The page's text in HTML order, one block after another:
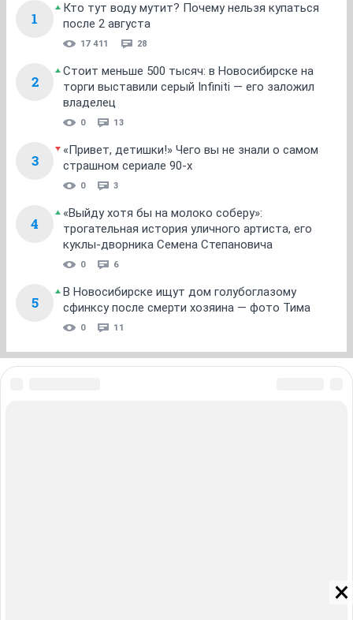
1
Кто тут воду мутит? Почему нельзя купаться
после 2 августа
17 411 28
2
Стоит меньше 500 тысяч: в Новосибирске на
торги выставили серый Infiniti — его заложил
владелец
0 13
3
«Привет, детишки!» Чего вы не знали о самом
страшном сериале 90-х
0 3
4
«Выйду хотя бы на молоко соберу»:
трогательная история уличного артиста, его
куклы-дворника Семена Степановича
0 6
5
В Новосибирске ищут дом голубоглазому
сфинксу после смерти хозяина — фото Тима
0 11